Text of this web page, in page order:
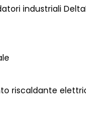
industriali
riscaldante